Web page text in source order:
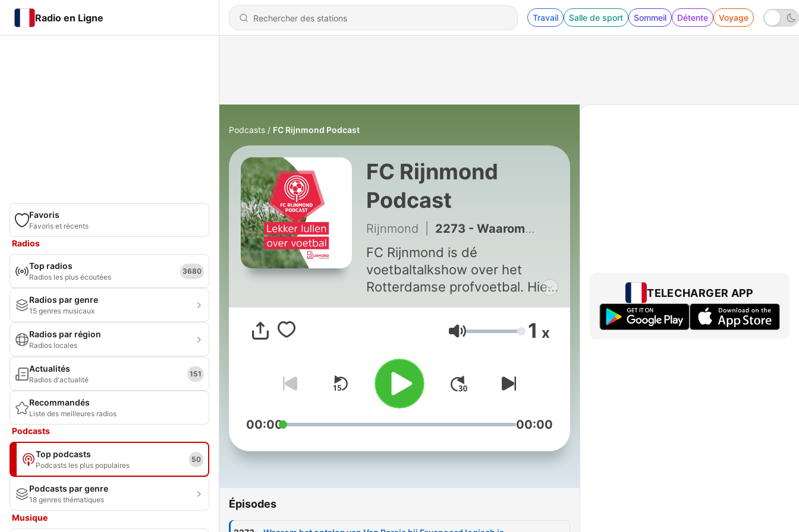
Radio en Ligne Travail Salle de sport Sommeil Détente Voyage
Favoris
Favoris et récents
Radios
Top radios
Radios les plus écoutées
3680
Radios par genre
15 genres musicaux
Radios par région
Radios locales
Actualités
Radios d'actualité
151
Recommandés
Liste des meilleures radios
Podcasts
Top podcasts
Podcasts les plus populaires
50
Podcasts par genre
18 genres thématiques
Musique
Podcasts FC Rijnmond Podcast
FC Rijnmond
Podcast
Rijnmond 2273 - Waarom het ontslag van Van Persie bij Feyenoord logisch is
FC Rijnmond is dé
voetbaltalkshow over het
Rotterdamse profvoetbal. Hier
kan je elke aflevering
Volume 1 x
00:00 00:00
Épisodes
TELECHARGER APP